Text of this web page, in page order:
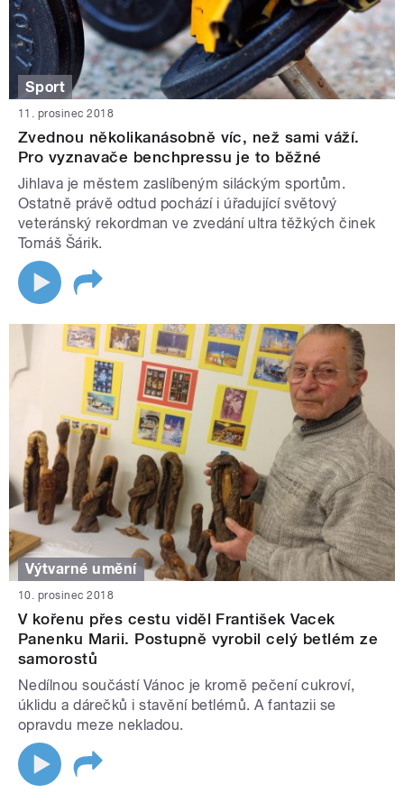
Sport
11. prosinec 2018
Zvednou několikanásobně víc, než sami váží.
Pro vyznavače benchpressu je to běžné
Jihlava je městem zaslíbeným siláckým sportům.
Ostatně právě odtud pochází i úřadující světový
veteránský rekordman ve zvedání ultra těžkých činek
Tomáš Šárik.
Výtvarné umění
10. prosinec 2018
V kořenu přes cestu viděl František Vacek
Panenku Marii. Postupně vyrobil celý betlém ze
samorostů
Nedílnou součástí Vánoc je kromě pečení cukroví,
úklidu a dárečků i stavění betlémů. A fantazii se
opravdu meze nekladou.